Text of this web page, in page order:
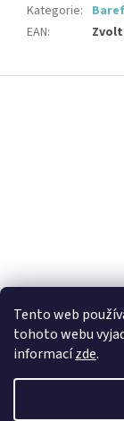
Tento web
tohoto webu
informacízde.
Kategorie:
EAN: